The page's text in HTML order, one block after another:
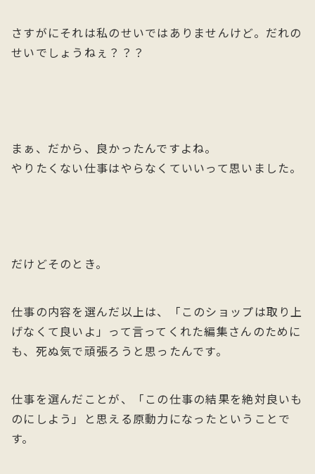
さすがにそれは私のせいではありませんけど。だれの
せいでしょうねぇ？？？
まぁ、だから、良かったんですよね。
やりたくない仕事はやらなくていいって思いました。
だけどそのとき。
仕事の内容を選んだ以上は、「このショップは取り上
げなくて良いよ」って言ってくれた編集さんのために
も、死ぬ気で頑張ろうと思ったんです。
仕事を選んだことが、「この仕事の結果を絶対良いも
のにしよう」と思える原動力になったということで
す。